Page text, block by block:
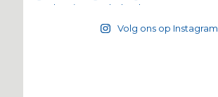
Volg ons op Instagram